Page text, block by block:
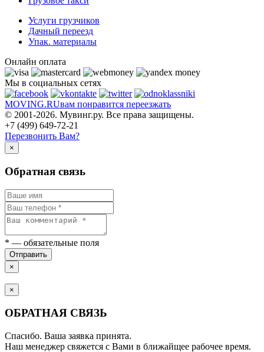
Услуги грузчиков
Дачный переезд
Упак. материалы
Онлайн оплата
Мы в социальных сетях
MOVING.RUвам понравится переезжать
© 2001-2026. Мувинг.ру. Все права защищены.
+7 (499) 649-72-21
Перезвонить Вам?
×
Обратная связь
* — обязательные поля
Отправить
×
×
ОБРАТНАЯ СВЯЗЬ
Спасибо. Ваша заявка принята.
Наш менеджер свяжется с Вами в ближайщее рабочее время.